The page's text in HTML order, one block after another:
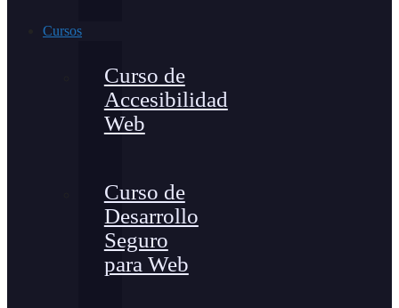
Cursos
Curso de
Accesibilidad
Web
Curso de
Desarrollo
Seguro
para Web